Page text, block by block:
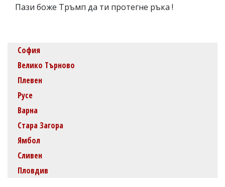
Пази боже Тръмп да ти протегне ръка !
София
Велико Търново
Плевен
Русе
Варна
Стара Загора
Ямбол
Сливен
Пловдив